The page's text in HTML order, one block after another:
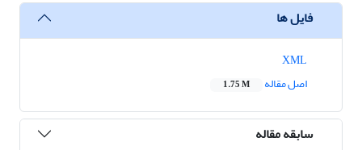
فایل ها
اصل مقاله
1.75 M
سابقه مقاله